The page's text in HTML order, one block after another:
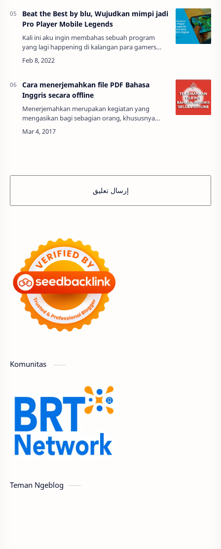
Beat the Best by blu, Wujudkan mimpi jadi
Pro Player Mobile Legends
Kali ini aku ingin membahas sebuah program
yang lagi happening di kalangan para gamers
khususnya bagi para pemain mobile legends
Cara menerjemahkan file PDF Bahasa
Inggris secara offline
Menerjemahkan merupakan kegiatan yang
mengasikan bagi sebagian orang, khususnya
bagi orang yang menguasai lebih dari satu
bahasa. contohnya orang indonesia yang
إرسال تعليق
Komunitas
Teman Ngeblog